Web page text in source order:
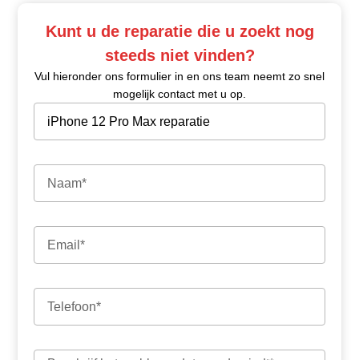
Kunt u de reparatie die u zoekt nog
steeds niet vinden?
Vul hieronder ons formulier in en ons team neemt zo snel
mogelijk contact met u op.